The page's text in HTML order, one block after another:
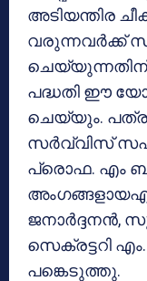
അടിയന്തിര
വരുന്നവര്‍ക്ക്
ചെയ്യുന്നതിന്
പദ്ധതി ഈ
ചെയ്യും.
സര്‍വ്വിസ്
പ്രൊഫ. എം
ജനാര്‍ദ്ദനന്‍,
സെക്രട്ടറി
പങ്കെടുത്തു.